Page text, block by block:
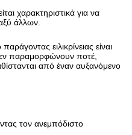
χαρακτηριστικά για να
άλλων.
ειλικρίνειας είναι
παραμορφώνουν ποτέ,
από έναν αυξανόμενο
τον ανεμπόδιστο